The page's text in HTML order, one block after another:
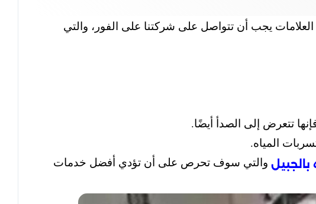
يجب أن تتواصل على شركتنا على الفور، والتي
تتعرض إلى الصدأ أيضًا.
المياه.
والتي سوف تحرص على أن تؤدي أفضل خدمات